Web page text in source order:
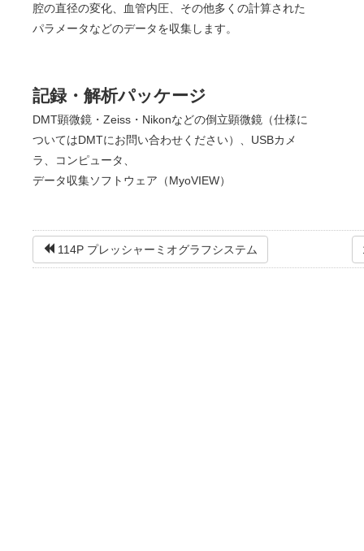
腔の直径の変化、血管内圧、その他多くの計算された
パラメータなどのデータを収集します。
記録・解析パッケージ
DMT顕微鏡・Zeiss・Nikonなどの倒立顕微鏡（仕様に
ついてはDMTにお問い合わせください）、USBカメ
ラ、コンピュータ、
データ収集ソフトウェア（MyoVIEW）
114P プレッシャーミオグラフシステム